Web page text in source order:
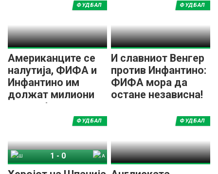
Американците се
налутија, ФИФА и
Инфантино им
должат милиони
долари!
ФУДБАЛ
И славниот Венгер
против Инфантино:
ФИФА мора да
остане независна!
ФУДБАЛ
ФУДБАЛ
1-0
ФУДБАЛ